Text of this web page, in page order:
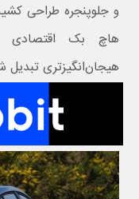
و جلوپنجره طراحی
هاچ بک اقتصادی
هیجان‌انگیزتری تبدیل